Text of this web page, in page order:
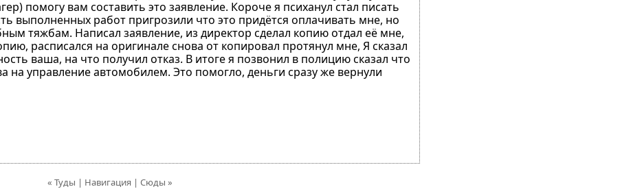
помогу вам составить это заявление. Короче я психанул стал писать
выполненных работ пригрозили что это придётся оплачивать мне, но
тяжбам. Написал заявление, из директор сделал копию отдал её мне,
расписался на оригинале снова от копировал протянул мне, Я сказал
ваша, на что получил отказ. В итоге я позвонил в полицию сказал что
на управление автомобилем. Это помогло, деньги сразу же вернули
« Туды | Навигация | Сюды »